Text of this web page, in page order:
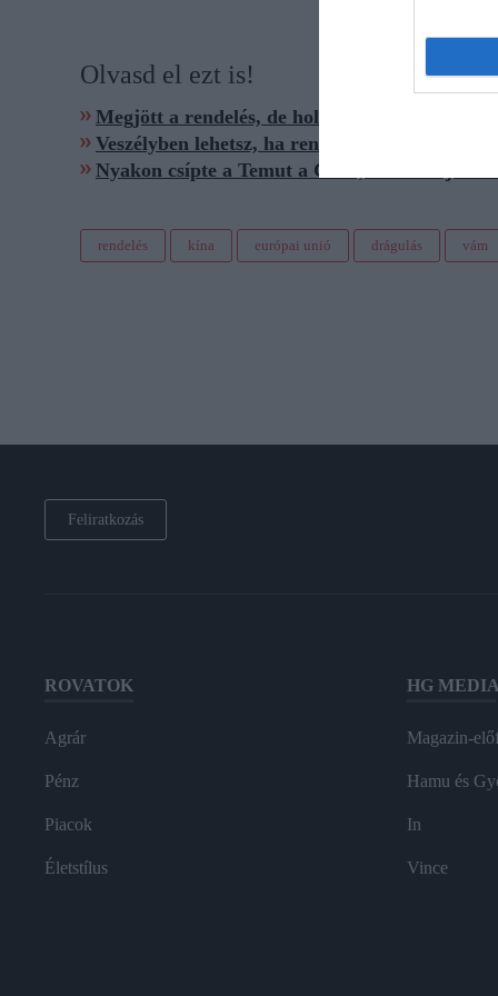
Olvasd el ezt is!
Megjött a rendelés, de hol a sofőr? Újítottak a
Veszélyben lehetsz, ha rendelés nélkül kapsz
Nyakon csípte a Temut a GVH, neked is járhat
rendelés kína európai unió drágulás vám
Feliratkozás
ROVATOK
Agrár
Pénz
Piacok
Életstílus
HG MEDIA
Magazin-
Hamu és
In
Vince